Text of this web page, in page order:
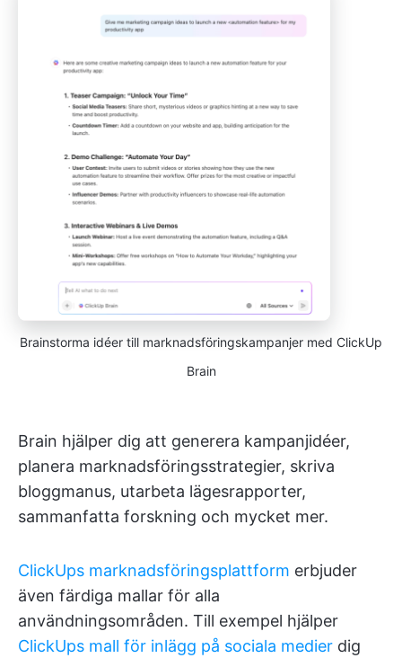
Brainstorma idéer till marknadsföringskampanjer med ClickUp
Brain
Brain hjälper dig att generera kampanjidéer,
planera marknadsföringsstrategier, skriva
bloggmanus, utarbeta lägesrapporter,
sammanfatta forskning och mycket mer.
ClickUps marknadsföringsplattform erbjuder
även färdiga mallar för alla
användningsområden. Till exempel hjälper
ClickUps mall för inlägg på sociala medier dig